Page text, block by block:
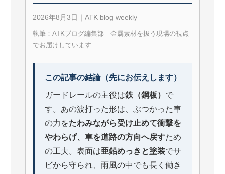
2026年8月3日｜ATK blog weekly
執筆：ATKブログ編集部｜金属素材を扱う現場の視点
でお届けしています
この記事の結論（先にお伝えします）
ガードレールの主役は鉄（鋼板） で
す。あの波打った形は、ぶつかった車
の力をたわみながら受け止めて衝撃を
やわらげ、車を道路の方向へ戻すため
の工夫。表面は亜鉛めっきと塗装でサ
ビから守られ、雨風の中でも長く働き